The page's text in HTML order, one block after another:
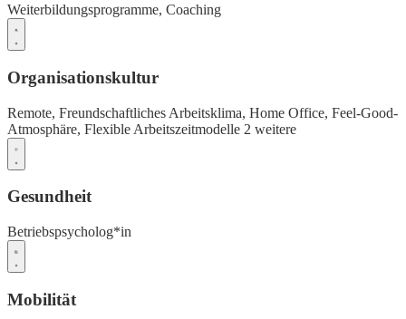
Weiterbildungsprogramme, Coaching
Organisationskultur
Remote, Freundschaftliches Arbeitsklima, Home Office, Feel-Good-
Atmosphäre, Flexible Arbeitszeitmodelle 2 weitere
Gesundheit
Betriebspsycholog*in
Mobilität